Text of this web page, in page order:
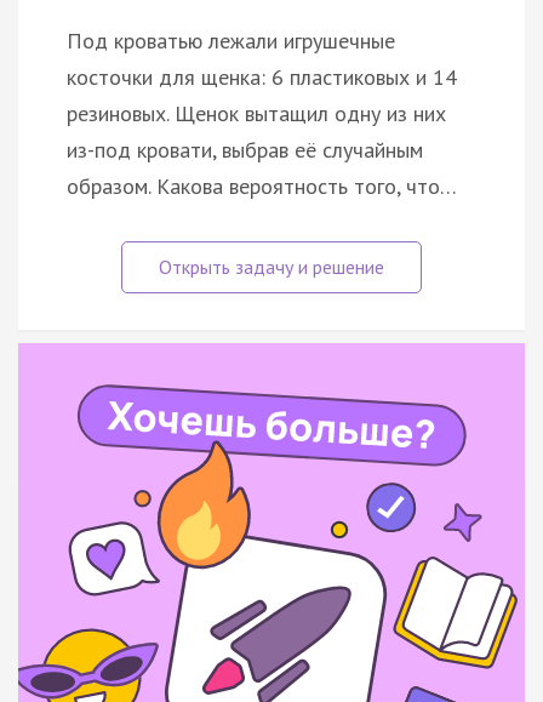
Под кроватью лежали игрушечные
косточки для щенка: 6 пластиковых и 14
резиновых. Щенок вытащил одну из них
из-под кровати, выбрав её случайным
образом. Какова вероятность того, что…